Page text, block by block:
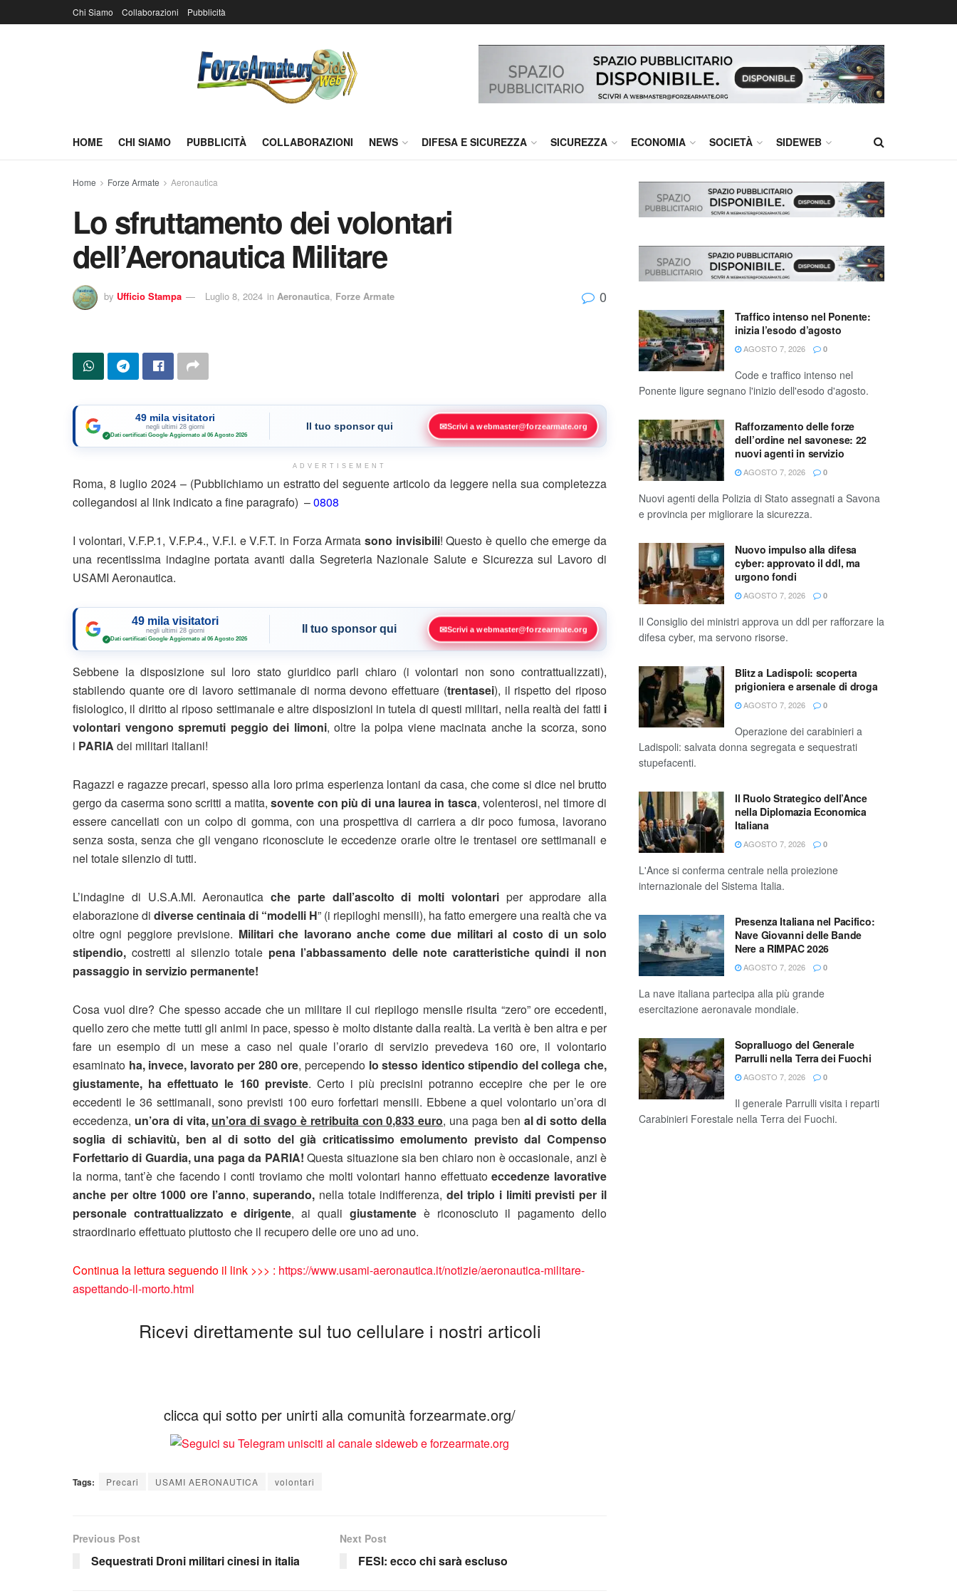
Chi Siamo Collaborazioni Pubblicità
HOME CHI SIAMO PUBBLICITÀ COLLABORAZIONI NEWS DIFESA E SICUREZZA SICUREZZA ECONOMIA SOCIETÀ SIDEWEB
Home Forze Armate Aeronautica
Lo sfruttamento dei volontari
dell’Aeronautica Militare
by Ufficio Stampa Luglio 8, 2024 in Aeronautica, Forze Armate 0
49 mila visitatori
negli ultimi 28 giorni
✓ Dati certificati Google·Aggiornato al 06 Agosto 2026
Il tuo sponsor qui ✉Scrivi a webmaster@forzearmate.org
ADVERTISEMENT
Roma, 8 luglio 2024 – (Pubblichiamo un estratto del seguente articolo da leggere nella sua completezza
collegandosi al link indicato a fine paragrafo) –0808
I volontari, V.F.P.1, V.F.P.4., V.F.I. e V.F.T. in Forza Armatasono invisibili! Questo è quello che emerge da
una recentissima indagine portata avanti dalla Segreteria Nazionale Salute e Sicurezza sul Lavoro di
USAMI Aeronautica.
49 mila visitatori
negli ultimi 28 giorni
✓ Dati certificati Google·Aggiornato al 06 Agosto 2026
Il tuo sponsor qui ✉Scrivi a webmaster@forzearmate.org
Sebbene la disposizione sul loro stato giuridico parli chiaro (i volontari non sono contrattualizzati),
stabilendo quante ore di lavoro settimanale di norma devono effettuare (trentasei), il rispetto del riposo
fisiologico, il diritto al riposo settimanale e altre disposizioni in tutela di questi militari, nella realtà dei fatti i
volontari vengono spremuti peggio dei limoni, oltre la polpa viene macinata anche la scorza, sono
i PARIA dei militari italiani!
Ragazzi e ragazze precari, spesso alla loro prima esperienza lontani da casa, che come si dice nel brutto
gergo da caserma sono scritti a matita,sovente con più di una laurea in tasca, volenterosi, nel timore di
essere cancellati con un colpo di gomma, con una prospettiva di carriera a dir poco fumosa, lavorano
senza sosta, senza che gli vengano riconosciute le eccedenze orarie oltre le trentasei ore settimanali e
nel totale silenzio di tutti.
L’indagine di U.S.A.MI. Aeronautica che parte dall’ascolto di molti volontariper approdare alla
elaborazione di diverse centinaia di “modelli H” (i riepiloghi mensili), ha fatto emergere una realtà che va
oltre ogni peggiore previsione. Militari che lavorano anche come due militari al costo di un solo
stipendio, costretti al silenzio totale pena l’abbassamento delle note caratteristiche quindi il non
passaggio in servizio permanente!
Cosa vuol dire? Che spesso accade che un militare il cui riepilogo mensile risulta “zero” ore eccedenti,
quello zero che mette tutti gli animi in pace, spesso è molto distante dalla realtà. La verità è ben altra e per
fare un esempio di un mese a caso nel quale l’orario di servizio prevedeva 160 ore, il volontario
esaminato ha, invece, lavorato per 280 ore, percependo lo stesso identico stipendio del collega che,
giustamente, ha effettuato le 160 previste. Certo i più precisini potranno eccepire che per le ore
eccedenti le 36 settimanali, sono previsti 100 euro forfettari mensili. Ebbene a quel volontario un’ora di
eccedenza, un’ora di vita, un’ora di svago è retribuita con 0,833 euro, una paga ben al di sotto della
soglia di schiavitù, ben al di sotto del già criticatissimo emolumento previsto dal Compenso
Forfettario di Guardia, una paga da PARIA!Questa situazione sia ben chiaro non è occasionale, anzi è
la norma, tant’è che facendo i conti troviamo che molti volontari hanno effettuatoeccedenze lavorative
anche per oltre 1000 ore l’anno, superando, nella totale indifferenza, del triplo i limiti previsti per il
personale contrattualizzato e dirigente, ai quali giustamenteè riconosciuto il pagamento dello
straordinario effettuato piuttosto che il recupero delle ore uno ad uno.
Continua la lettura seguendo il link >>> : https://www.usami-aeronautica.it/notizie/aeronautica-militare-
aspettando-il-morto.html
Ricevi direttamente sul tuo cellulare i nostri articoli
clicca qui sotto per unirti alla comunità forzearmate.org/
Tags: Precari USAMI AERONAUTICA volontari
Previous Post
Sequestrati Droni militari cinesi in italia
Next Post
FESI: ecco chi sarà escluso
Traffico intenso nel Ponente:
inizia l’esodo d’agosto
AGOSTO 7, 2026 0
Code e traffico intenso nel
Ponente ligure segnano l'inizio dell'esodo d'agosto.
Rafforzamento delle forze
dell’ordine nel savonese: 22
nuovi agenti in servizio
AGOSTO 7, 2026 0
Nuovi agenti della Polizia di Stato assegnati a Savona
e provincia per migliorare la sicurezza.
Nuovo impulso alla difesa
cyber: approvato il ddl, ma
urgono fondi
AGOSTO 7, 2026 0
Il Consiglio dei ministri approva un ddl per rafforzare la
difesa cyber, ma servono risorse.
Blitz a Ladispoli: scoperta
prigioniera e arsenale di droga
AGOSTO 7, 2026 0
Operazione dei carabinieri a
Ladispoli: salvata donna segregata e sequestrati
stupefacenti.
Il Ruolo Strategico dell’Ance
nella Diplomazia Economica
Italiana
AGOSTO 7, 2026 0
L'Ance si conferma centrale nella proiezione
internazionale del Sistema Italia.
Presenza Italiana nel Pacifico:
Nave Giovanni delle Bande
Nere a RIMPAC 2026
AGOSTO 7, 2026 0
La nave italiana partecipa alla più grande
esercitazione aeronavale mondiale.
Sopralluogo del Generale
Parrulli nella Terra dei Fuochi
AGOSTO 7, 2026 0
Il generale Parrulli visita i reparti
Carabinieri Forestale nella Terra dei Fuochi.